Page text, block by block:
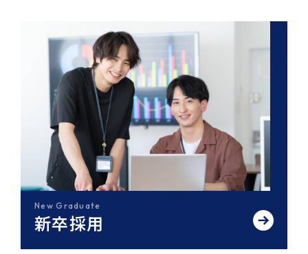
New Graduate
新卒採用